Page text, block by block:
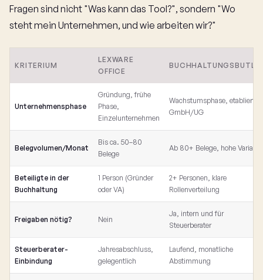
Fragen sind nicht "Was kann das Tool?", sondern "Wo
steht mein Unternehmen, und wie arbeiten wir?"
KRITERIUM
LEXWARE
OFFICE
Unternehmensphase
Gründung, frühe
Phase,
Einzelunternehmen
Wachstumsphase, etablierte
GmbH/UG
Belegvolumen/Monat
Bis ca. 50–80
Belege
Ab 80+ Belege, hohe Varianz
Beteiligte in der
Buchhaltung
1 Person (Gründer
oder VA)
2+ Personen, klare
Rollenverteilung
Freigaben nötig? Nein
Ja, intern und für
Steuerberater
Steuerberater-
Einbindung
Jahresabschluss,
gelegentlich
Laufend, monatliche
Abstimmung